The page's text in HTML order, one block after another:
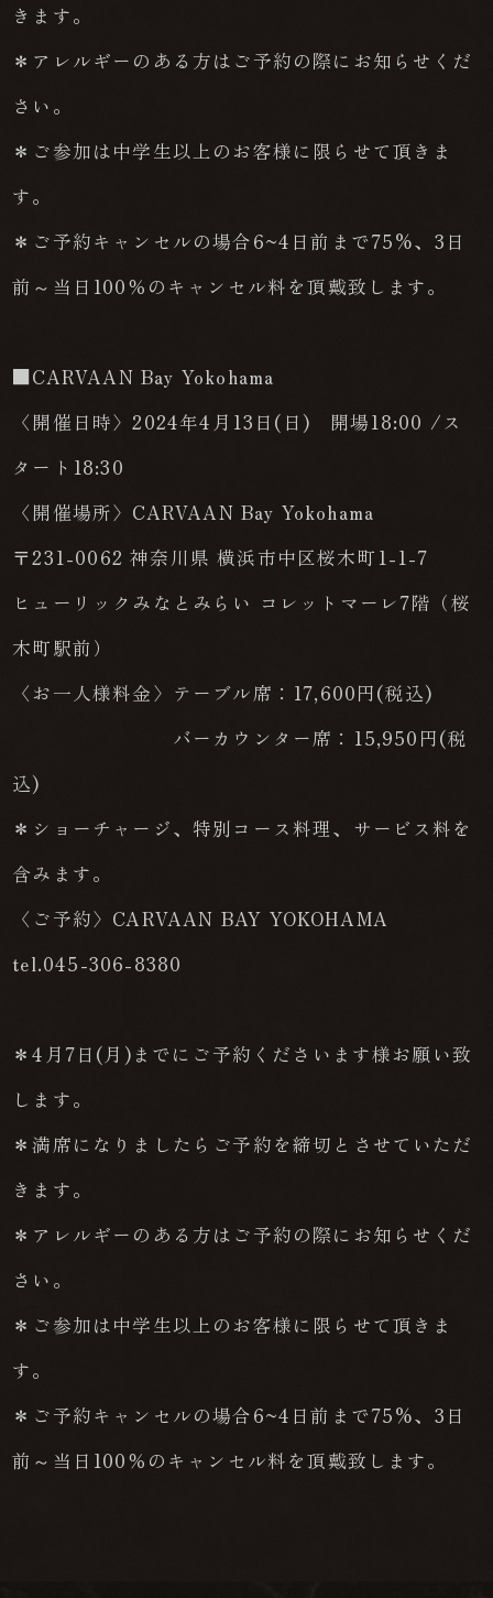
きます。
＊アレルギーのある方はご予約の際にお知らせくだ
さい。
＊ご参加は中学生以上のお客様に限らせて頂きま
す。
＊ご予約キャンセルの場合6~4日前まで75%、3日
前～当日100％のキャンセル料を頂戴致します。
■CARVAAN Bay Yokohama
〈開催日時〉2024年4月13日(日) 開場18:00 /ス
タート18:30
〈開催場所〉CARVAAN Bay Yokohama
〒231-0062 神奈川県 横浜市中区桜木町1-1-7
ヒューリックみなとみらい コレットマーレ7階（桜
木町駅前）
〈お一人様料金〉テーブル席：17,600円(税込)
バーカウンター席：15,950円(税
込)
＊ショーチャージ、特別コース料理、サービス料を
含みます。
〈ご予約〉CARVAAN BAY YOKOHAMA
tel.045-306-8380
＊4月7日(月)までにご予約くださいます様お願い致
します。
＊満席になりましたらご予約を締切とさせていただ
きます。
＊アレルギーのある方はご予約の際にお知らせくだ
さい。
＊ご参加は中学生以上のお客様に限らせて頂きま
す。
＊ご予約キャンセルの場合6~4日前まで75%、3日
前～当日100％のキャンセル料を頂戴致します。